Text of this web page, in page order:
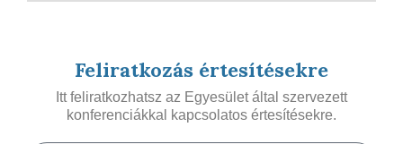
Feliratkozás értesítésekre
Itt feliratkozhatsz az Egyesület által szervezett
konferenciákkal kapcsolatos értesítésekre.